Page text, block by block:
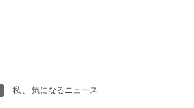
私 、 気になるニュース